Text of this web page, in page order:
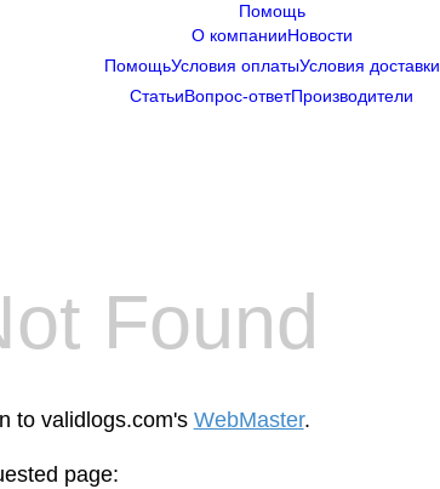
Помощь
О компанииНовости
ПомощьУсловия оплатыУсловия доставки
СтатьиВопрос-ответПроизводители
Found
to validlogs.com's WebMaster.
page: